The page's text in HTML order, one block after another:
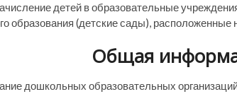
детей в образовательные
образования (детские сады), расположенные
Общая
дошкольных образовательных